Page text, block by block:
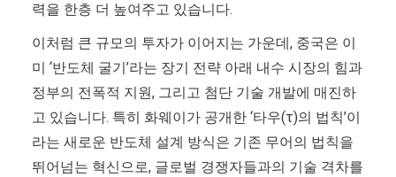
력을 한층 더 높여주고 있습니다.
이처럼 큰 규모의 투자가 이어지는 가운데, 중국은 이
미 ‘반도체 굴기’라는 장기 전략 아래 내수 시장의 힘과
정부의 전폭적 지원, 그리고 첨단 기술 개발에 매진하
고 있습니다. 특히 화웨이가 공개한 ‘타우(τ)의 법칙’이
라는 새로운 반도체 설계 방식은 기존 무어의 법칙을
뛰어넘는 혁신으로, 글로벌 경쟁자들과의 기술 격차를